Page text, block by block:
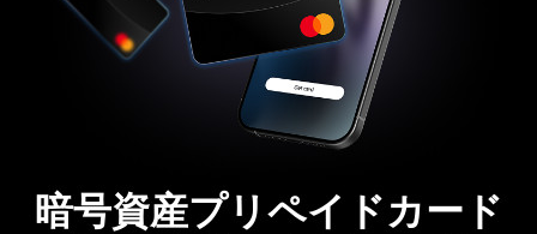
暗号資産プリペイドカード